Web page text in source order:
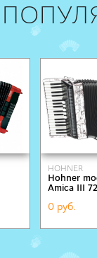
HOHNER
Hohner
Amica III 72
0 руб.